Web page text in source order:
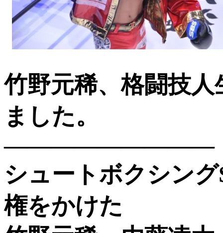
竹野元稀、格闘技
ました。
—————————
シュートボクシン
権をかけた